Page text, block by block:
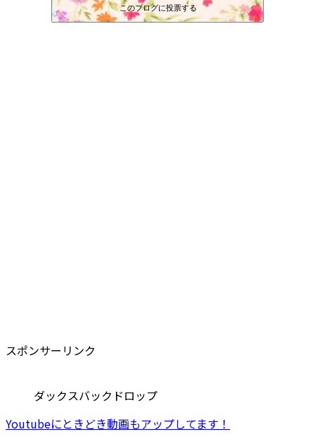
134位 MOTO-KEN | LIVE TO RIDE
このブログに投票する
スポンサーリンク
ダックスバックドロップ
Youtubeにときどき動画もアップしてます！